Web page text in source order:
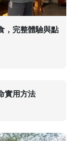
，完整體驗與點
實用方法